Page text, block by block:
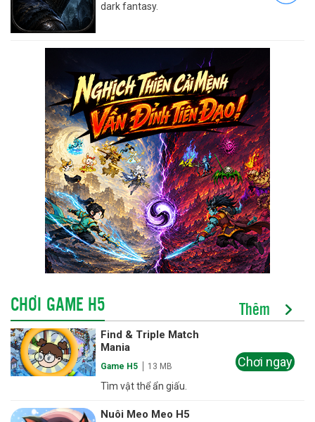
dark fantasy.
CHƠI GAME H5 Thêm
Find & Triple Match
Mania
Game H5 13 MB
Tìm vật thể ẩn giấu.
Chơi ngay
Nuôi Meo Meo H5